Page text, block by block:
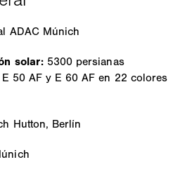
ADAC Múnich
solar: 5300 persianas
50 AF y E 60 AF en 22 colores
Hutton, Berlín